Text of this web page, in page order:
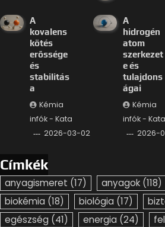
A
kovalens
kötés
erőssége
és
stabilitás
a
Kémia
infók - Kata
2026-03-02
A
hidrogén
atom
szerkezet
e és
tulajdons
ágai
Kémia
infók - Kata
2026-
Címkék
anyagismeret (17) anyagok (118)
biokémia (18) biológia (17)
egészség (41) energia (24)